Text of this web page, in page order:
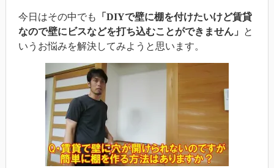
今日はその中でも
「DIYで壁に棚を付けたいけど賃貸
なので壁にビスなどを打ち込むことができません」
と
いうお悩みを解決してみようと思います。